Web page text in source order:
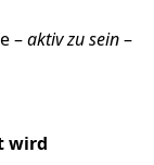
–aktiv zu sein–
wird